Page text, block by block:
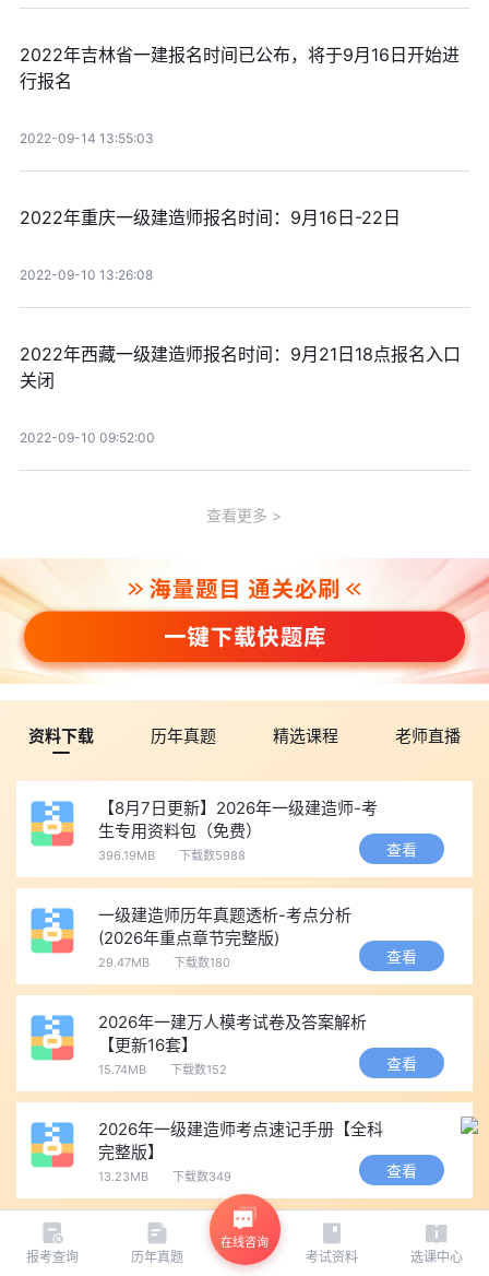
2022年吉林省一建报名时间已公布，将于9月16日开始进
行报名
2022-09-14 13:55:03
2022年重庆一级建造师报名时间：9月16日-22日
2022-09-10 13:26:08
2022年西藏一级建造师报名时间：9月21日18点报名入口
关闭
2022-09-10 09:52:00
查看更多
资料下载 历年真题 精选课程 老师直播
【8月7日更新】2026年一级建造师-考
生专用资料包（免费）
396.19MB 下载数5988 查看
一级建造师历年真题透析-考点分析
(2026年重点章节完整版)
29.47MB 下载数180 查看
2026年一建万人模考试卷及答案解析
【更新16套】
15.74MB 下载数152 查看
2026年一级建造师考点速记手册【全科
完整版】
13.23MB 下载数349 查看
更多资料 >
报考查询 历年真题
在线咨询
考试资料 选课中心